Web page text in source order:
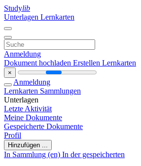
Studylib
Unterlagen Lernkarten
Anmeldung
Dokument hochladen Erstellen Lernkarten
×
Anmeldung
Lernkarten Sammlungen
Unterlagen
Letzte Aktivität
Meine Dokumente
Gespeicherte Dokumente
Profil
Hinzufügen ...
In Sammlung (en) In der gespeicherten